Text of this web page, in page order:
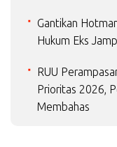
Gantikan
Hukum Eks
RUU
Prioritas 2026,
Membahas